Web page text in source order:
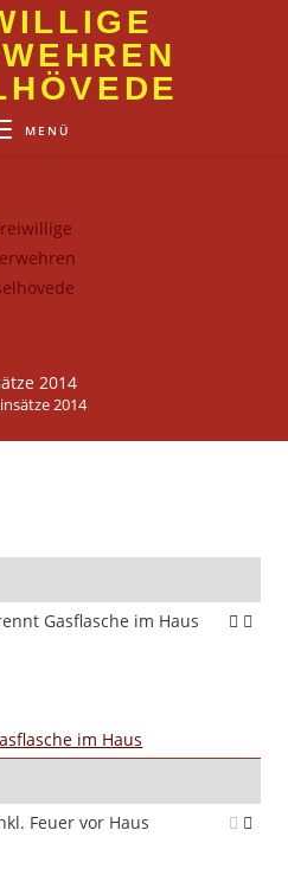
MENÜ
2014
2014
Gasflasche im Haus
im Haus
Feuer vor Haus